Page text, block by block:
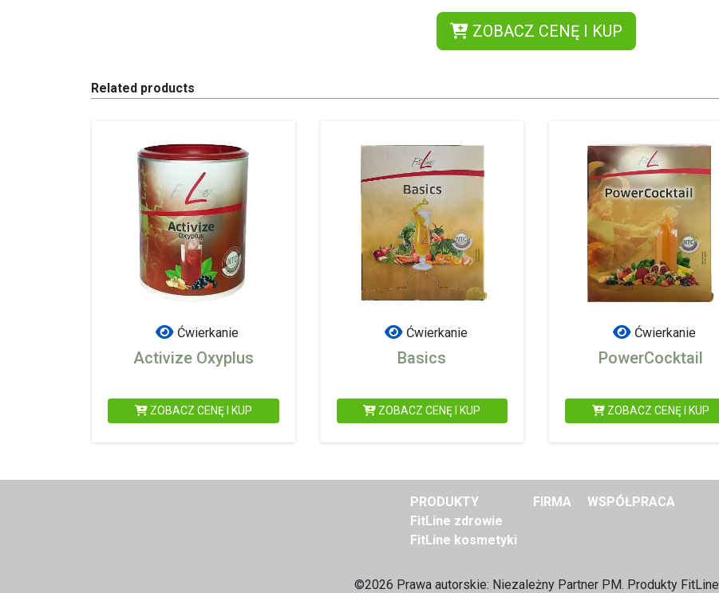
ZOBACZ CENĘ I KUP
Related products
Ćwierkanie
Activize Oxyplus
ZOBACZ CENĘ I KUP
Ćwierkanie
Basics
ZOBACZ CENĘ I KUP
Ćwierkanie
PowerCocktail
ZOBACZ CENĘ I KUP
PRODUKTY
FitLine zdrowie
FitLine kosmetyki
FIRMA WSPÓŁPRACA
©2026 Prawa autorskie: Niezależny Partner PM. Produkty FitLine